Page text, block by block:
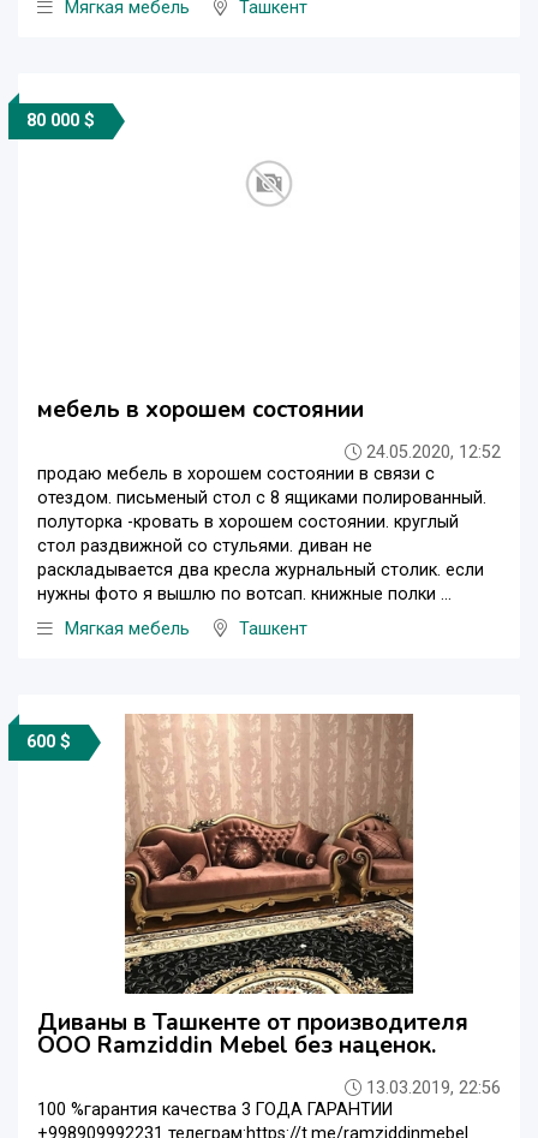
Мягкая мебель
Ташкент
80 000 $
мебель в хорошем состоянии
24.05.2020, 12:52
продаю мебель в хорошем состоянии в связи с
отездом. письменый стол с 8 ящиками полированный.
полуторка -кровать в хорошем состоянии. круглый
стол раздвижной со стульями. диван не
раскладывается два кресла журнальный столик. если
нужны фото я вышлю по вотсап. книжные полки ...
Мягкая мебель
Ташкент
600 $
Диваны в Ташкенте от производителя
ООО Ramziddin Mebel без наценок.
13.03.2019, 22:56
100 %гарантия качества 3 ГОДА ГАРАНТИИ
+998909992231 телеграм:https://t.me/ramziddinmebel